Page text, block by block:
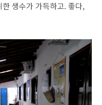
생수가 가득하고. 좋다,